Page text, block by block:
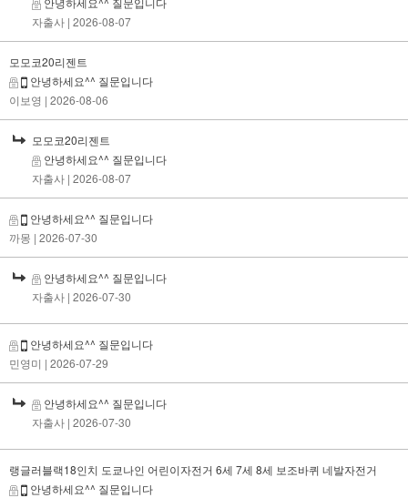
자출사 | 2026-08-07
모모코20리젠트
안녕하세요^^ 질문입니다
이보영 | 2026-08-06
모모코20리젠트
안녕하세요^^ 질문입니다
자출사 | 2026-08-07
안녕하세요^^ 질문입니다
까몽 | 2026-07-30
안녕하세요^^ 질문입니다
자출사 | 2026-07-30
안녕하세요^^ 질문입니다
민영미 | 2026-07-29
안녕하세요^^ 질문입니다
자출사 | 2026-07-30
랭글러블랙18인치 도쿄나인 어린이자전거 6세 7세 8세 보조바퀴 네발자전거
안녕하세요^^ 질문입니다